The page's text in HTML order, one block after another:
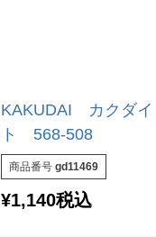
KAKUDAI カクダ
ト 568-508
商品番号 gd11469
¥1,140税込